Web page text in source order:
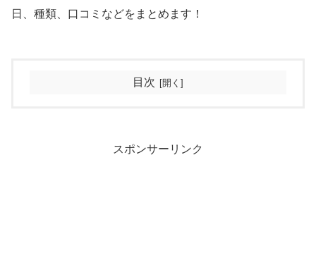
日、種類、口コミなどをまとめます！
目次
スポンサーリンク